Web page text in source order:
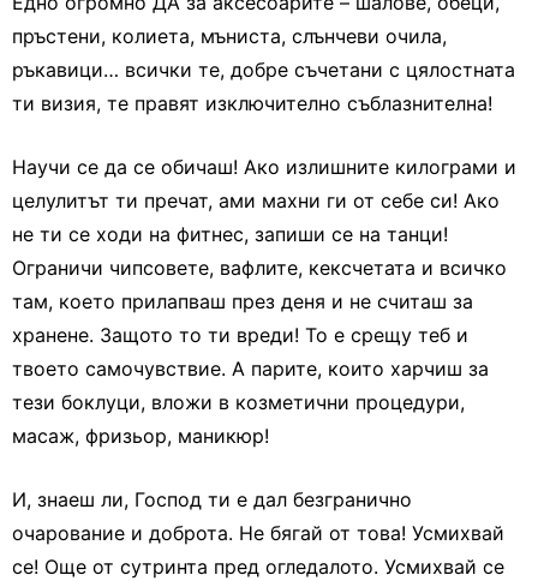
пръстени, колиета, мъниста, слънчеви очила,
ръкавици… всички те, добре съчетани с цялостната
ти визия, те правят изключително съблазнителна!
Научи се да се обичаш! Ако излишните килограми и
целулитът ти пречат, ами махни ги от себе си! Ако
не ти се ходи на фитнес, запиши се на танци!
Ограничи чипсовете, вафлите, кексчетата и всичко
там, което прилапваш през деня и не считаш за
хранене. Защото то ти вреди! То е срещу теб и
твоето самочувствие. А парите, които харчиш за
тези боклуци, вложи в козметични процедури,
масаж, фризьор, маникюр!
И, знаеш ли, Господ ти е дал безгранично
очарование и доброта. Не бягай от това! Усмихвай
се! Още от сутринта пред огледалото. Усмихвай се